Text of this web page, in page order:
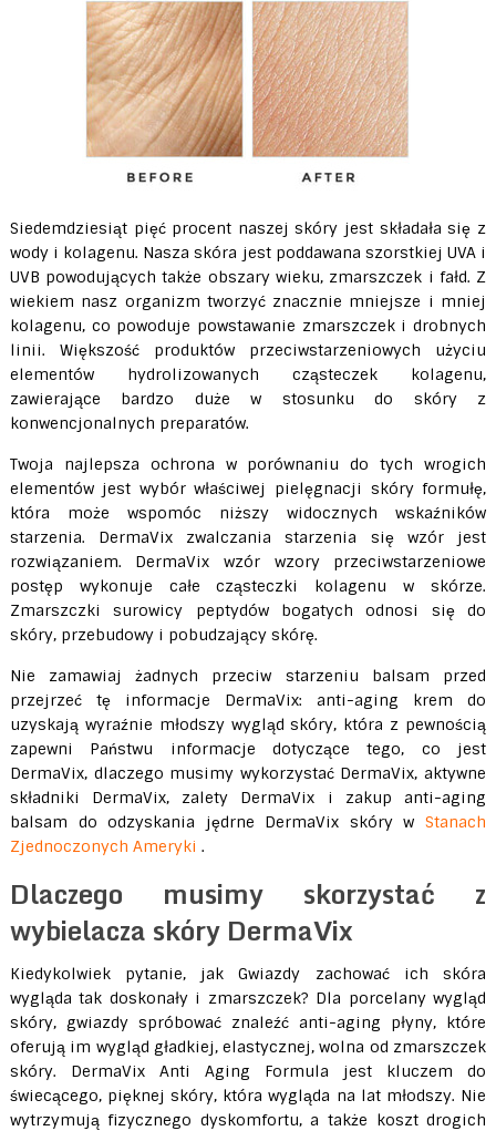
Siedemdziesiąt pięć procent naszej skóry jest składała się z
wody i kolagenu. Nasza skóra jest poddawana szorstkiej UVA i
UVB powodujących także obszary wieku, zmarszczek i fałd. Z
wiekiem nasz organizm tworzyć znacznie mniejsze i mniej
kolagenu, co powoduje powstawanie zmarszczek i drobnych
linii. Większość produktów przeciwstarzeniowych użyciu
elementów hydrolizowanych cząsteczek kolagenu,
zawierające bardzo duże w stosunku do skóry z
konwencjonalnych preparatów.
Twoja najlepsza ochrona w porównaniu do tych wrogich
elementów jest wybór właściwej pielęgnacji skóry formułę,
która może wspomóc niższy widocznych wskaźników
starzenia. DermaVix zwalczania starzenia się wzór jest
rozwiązaniem. DermaVix wzór wzory przeciwstarzeniowe
postęp wykonuje całe cząsteczki kolagenu w skórze.
Zmarszczki surowicy peptydów bogatych odnosi się do
skóry, przebudowy i pobudzający skórę.
Nie zamawiaj żadnych przeciw starzeniu balsam przed
przejrzeć tę informacje DermaVix: anti-aging krem do
uzyskają wyraźnie młodszy wygląd skóry, która z pewnością
zapewni Państwu informacje dotyczące tego, co jest
DermaVix, dlaczego musimy wykorzystać DermaVix, aktywne
składniki DermaVix, zalety DermaVix i zakup anti-aging
balsam do odzyskania jędrne DermaVix skóry wStanach
Zjednoczonych Ameryki .
Dlaczego musimy skorzystać z
wybielacza skóry DermaVix
Kiedykolwiek pytanie, jak Gwiazdy zachować ich skóra
wygląda tak doskonały i zmarszczek? Dla porcelany wygląd
skóry, gwiazdy spróbować znaleźć anti-aging płyny, które
oferują im wygląd gładkiej, elastycznej, wolna od zmarszczek
skóry. DermaVix Anti Aging Formula jest kluczem do
świecącego, pięknej skóry, która wygląda na lat młodszy. Nie
wytrzymują fizycznego dyskomfortu, a także koszt drogich